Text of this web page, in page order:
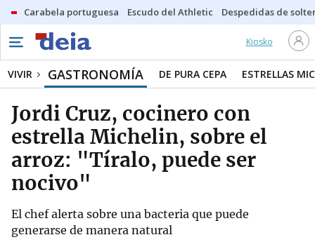
Carabela portuguesa Escudo del Athletic Despedidas de
Kiosko
VIVIR GASTRONOMÍA DE PURA CEPA ESTRELLAS
Jordi Cruz, cocinero con
estrella Michelin, sobre el
arroz: "Tíralo, puede ser
nocivo"
El chef alerta sobre una bacteria que puede
generarse de manera natural